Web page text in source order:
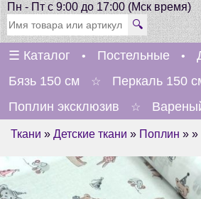
Пн - Пт с 9:00 до 17:00 (Мск время)
🔍
☰ Каталог • Постельные •
Бязь 150 см ☆ Перкаль 150
Поплин эксклюзив ☆
Ткани » Детские ткани » Поплин » »